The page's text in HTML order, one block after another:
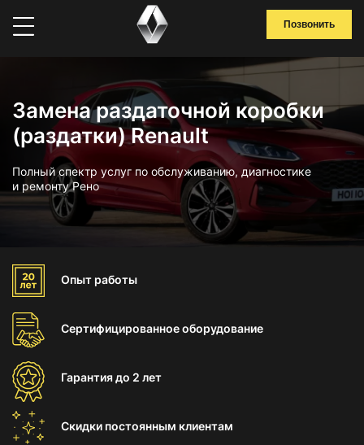
Позвонить
Замена раздаточной коробки
(раздатки) Renault
Полный спектр услуг по обслуживанию, диагностике
и ремонту Рено
Опыт работы
Сертифицированноеоборудование
Гарантиядо 2 лет
Скидки постоянным клиентам